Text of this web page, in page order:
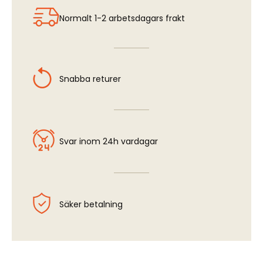
Normalt 1-2 arbetsdagars frakt
Snabba returer
Svar inom 24h vardagar
Säker betalning